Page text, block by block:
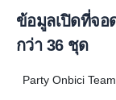
ข้อมูลเปิดที่จอ
กว่า 36 ชุด
Party Onbici Team